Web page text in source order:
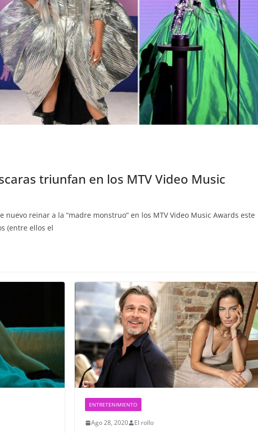
triunfan en los MTV Video Music
nuevo reinar a la “madre monstruo” en los MTV Video Music Awards este
(entre ellos el
ENTRETENIMIENTO
Ago 28, 2020 El rollo